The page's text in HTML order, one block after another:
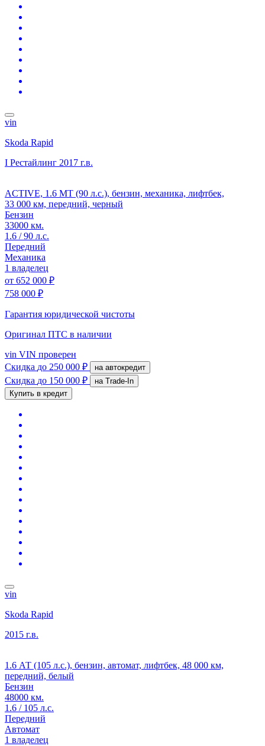
vin
Skoda Rapid
I Рестайлинг 2017 г.в.
ACTIVE, 1.6 MT (90 л.с.), бензин, механика, лифтбек,
33 000 км, передний, черный
Бензин
33000 км.
1.6 / 90 л.с.
Передний
Механика
1 владелец
от 652 000 ₽
758 000 ₽
Гарантия юридической чистоты
Оригинал ПТС в наличии
vin VIN проверен
Скидка до 250 000 ₽ на автокредит
Скидка до 150 000 ₽
на Trade-In
Купить в кредит
vin
Skoda Rapid
2015 г.в.
1.6 АТ (105 л.с.), бензин, автомат, лифтбек, 48 000 км,
передний, белый
Бензин
48000 км.
1.6 / 105 л.с.
Передний
Автомат
1 владелец